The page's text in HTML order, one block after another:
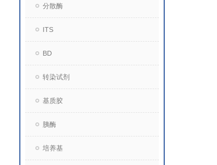
分散酶
ITS
BD
转染试剂
基质胶
胰酶
培养基